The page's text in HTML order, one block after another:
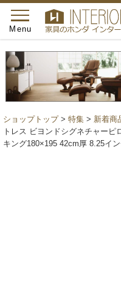
toggle
navigation
Menu
ショップトップ> 特集 > 新着商
トレス ビヨンドシグネチャー
キング180×195 42cm厚 8.25イ